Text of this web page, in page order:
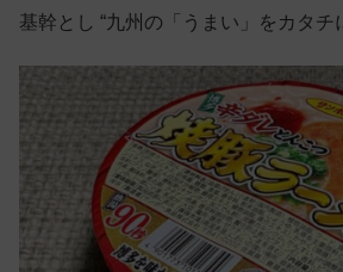
基幹とし “九州の「うまい」をカタチ